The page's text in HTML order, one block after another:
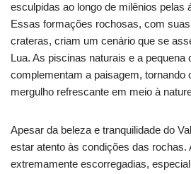
esculpidas ao longo de milênios pelas
Essas formações rochosas, com
crateras, criam um cenário que se
Lua. As piscinas naturais e a pequena
complementam a paisagem, tornando
mergulho refrescante em meio à
Apesar da beleza e tranquilidade do
estar atento às condições das rochas.
extremamente escorregadias,